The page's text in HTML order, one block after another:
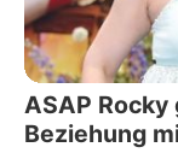
ASAP
Beziehung